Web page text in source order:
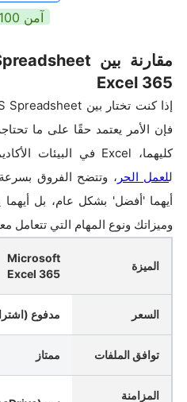
آمن 100%
Excel 365
فإن الأمر يعتمد حقًا على ما
للعمل الحر ، وتتضح الفروق
أيهما 'أفضل' بشكل عام، بل أيهما
وميزاتك ونوع المهام التي تتعامل
الميزة
Microsoft
Excel 365
السعر مدفوع
توافق الملفات ممتاز
المزامنة